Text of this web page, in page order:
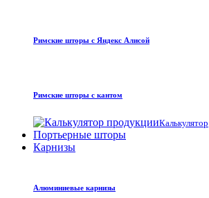
Римские шторы с Яндекс Алисой
Римские шторы с кантом
Калькулятор
Портьерные шторы
Карнизы
Алюминиевые карнизы